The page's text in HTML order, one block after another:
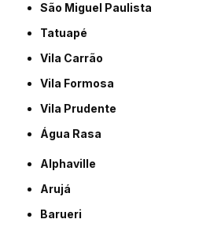
São Miguel Paulista
Tatuapé
Vila Carrão
Vila Formosa
Vila Prudente
Água Rasa
Alphaville
Arujá
Barueri